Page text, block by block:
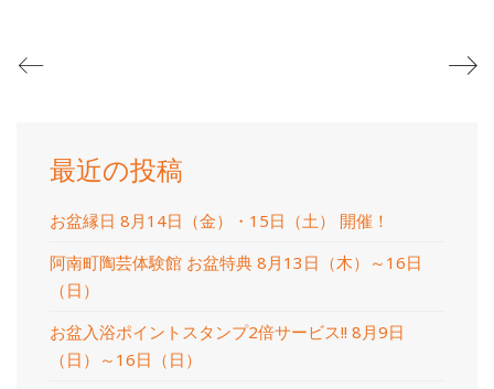
最近の投稿
お盆縁日 8月14日（金）・15日（土） 開催！
阿南町陶芸体験館 お盆特典 8月13日（木）～16日
（日）
お盆入浴ポイントスタンプ2倍サービス!! 8月9日
（日）～16日（日）